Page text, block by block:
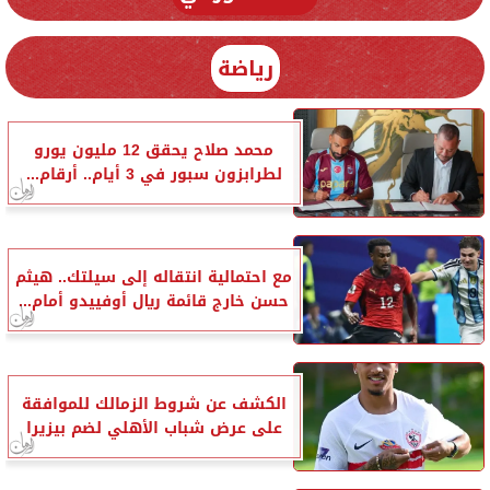
رياضة
محمد صلاح يحقق 12 مليون يورو
لطرابزون سبور في 3 أيام.. أرقام...
مع احتمالية انتقاله إلى سيلتك.. هيثم
حسن خارج قائمة ريال أوفييدو أمام...
الكشف عن شروط الزمالك للموافقة
على عرض شباب الأهلي لضم بيزيرا